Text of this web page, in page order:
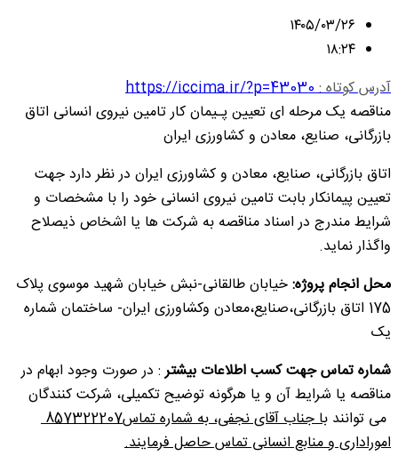
۱۴۰۵/۰۳/۲۶
۱۸:۲۴
آدرس کوتاه :https://iccima.ir/?p=43030
مناقصه یک مرحله ای تعیین پـیمان کار تامین نیروی انسانی اتاق
بازرگانی، صنایع، معادن و کشاورزی ایران
اتاق بازرگانی، صنایع، معادن و کشاورزی ایران در نظر دارد جهت
تعیین پیمانکار بابت تامین نیروی انسانی خود را با مشخصات و
شرایط مندرج در اسناد مناقصه به شرکت ها یا اشخاص ذیصلاح
واگذار نماید.
محل انجام پروژه:خیابان طالقانی-نبش خیابان شهید موسوی پلاک
175 اتاق بازرگانی،صنایع،معادن وکشاورزی ایران- ساختمان شماره
یک
شماره تماس جهت کسب اطلاعات بیشتر: در صورت وجود ابهام در
مناقصه یا شرایط آن و یا هرگونه توضیح تکمیلی، شرکت کنندگان
می توانند
با جناب آقای نجفی، به شماره تماس857322207
اموراداری و منابع انسانی تماس حاصل فرمایند.